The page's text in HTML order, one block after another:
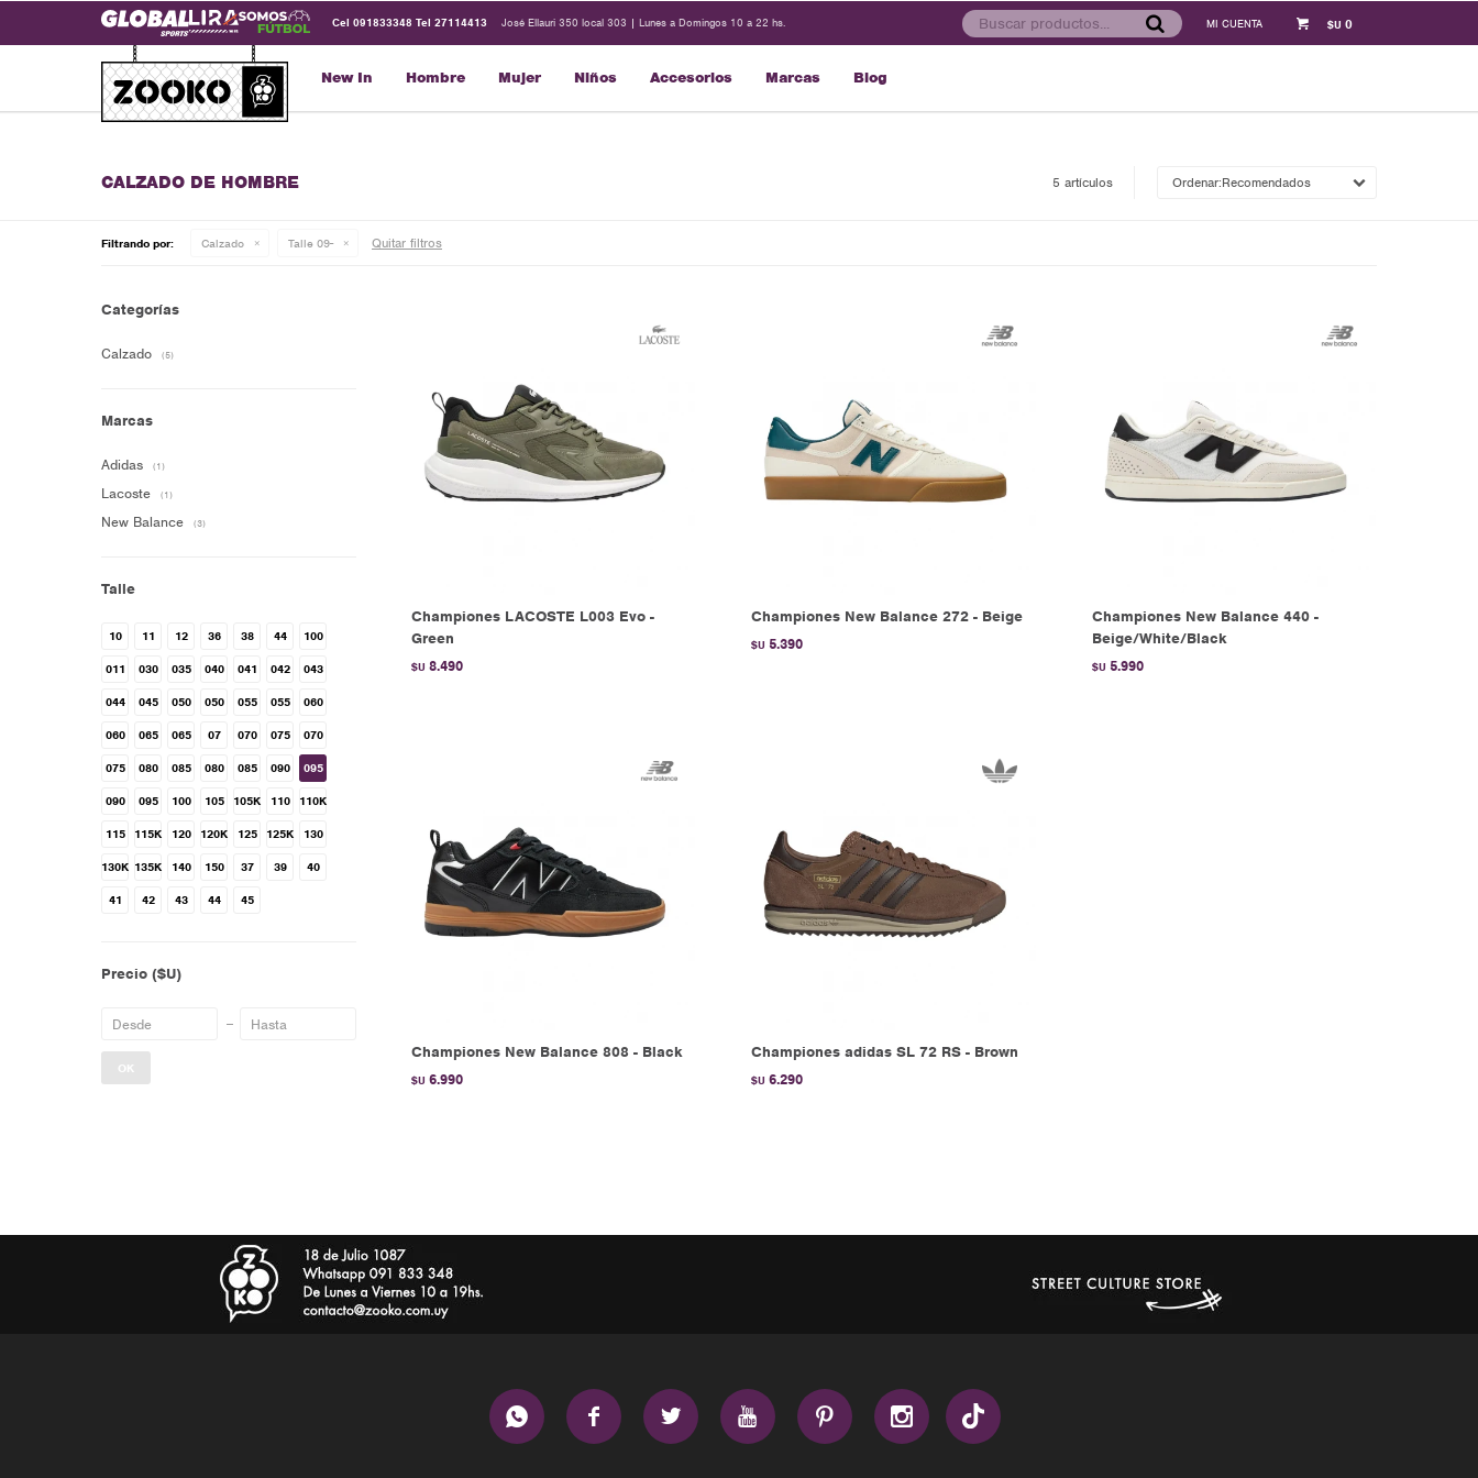
New In Hombre Mujer Niños Accesorios Marcas Blog
$U 0
Cel 091833348 Tel 27114413 José Ellauri 350 local 303 | Lunes a Domingos 10 a 22 hs.
CALZADO DE HOMBRE 5 artículos Recomendados
Filtrando por: Calzado Talle 09- Quitar filtros
Championes LACOSTE L003 Evo -
Green
$U 8.490
Championes New Balance 272 - Beige
$U 5.390
Championes New Balance 440 -
Beige/White/Black
$U 5.990
Championes New Balance 808 - Black
$U 6.990
Championes adidas SL 72 RS - Brown
$U 6.290
Categorías
Calzado (5)
Marcas
Adidas (1)
Lacoste (1)
New Balance (3)
Talle
10 11 12 36 38 44 100
011 030 035 040 041 042 043
044 045 050 050 055 055 060
060 065 065 07 070 075 070
075 080 085 080 085 090 095
090 095 100 105 105K 110 110K
115 115K 120 120K 125 125K 130
130K 135K 140 150 37 39 40
41 42 43 44 45
Precio ($U)
OK
     